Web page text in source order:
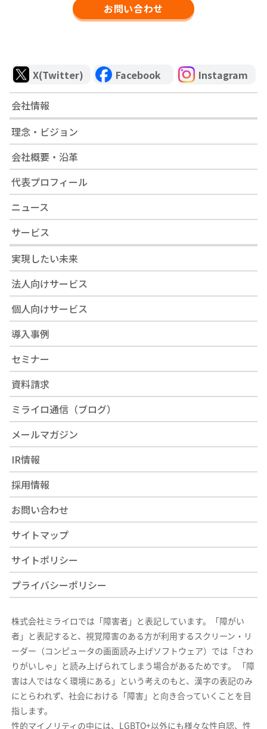
お問い合わせ
X(Twitter) Facebook Instagram
会社情報
理念・ビジョン
会社概要・沿革
代表プロフィール
ニュース
サービス
実現したい未来
法人向けサービス
個人向けサービス
導入事例
セミナー
資料請求
ミライロ通信（ブログ）
メールマガジン
IR情報
採用情報
お問い合わせ
サイトマップ
サイトポリシー
プライバシーポリシー
株式会社ミライロでは「障害者」と表記しています。「障がい
者」と表記すると、視覚障害のある方が利用するスクリーン・リ
ーダー（コンピュータの画面読み上げソフトウェア）では「さわ
りがいしゃ」と読み上げられてしまう場合があるためです。 「障
害は人ではなく環境にある」という考えのもと、漢字の表記のみ
にとらわれず、社会における「障害」と向き合っていくことを目
指します。
性的マイノリティの中には、LGBTQ+以外にも様々な性自認、性